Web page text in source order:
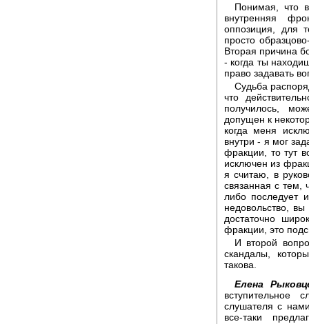
Понимая, что
внутренняя
оппозиция, для
просто
Вторая причина
- когда ты
право задавать
Судьба
что
получилось,
допущен к
когда меня
внутри - я мог
фракции, то тут
исключен из
я считаю, в
связанная с тем,
либо последует
недовольство,
достаточно
фракции, это
И второй
скандалы,
такова.
Елена
слушателя с
все-таки